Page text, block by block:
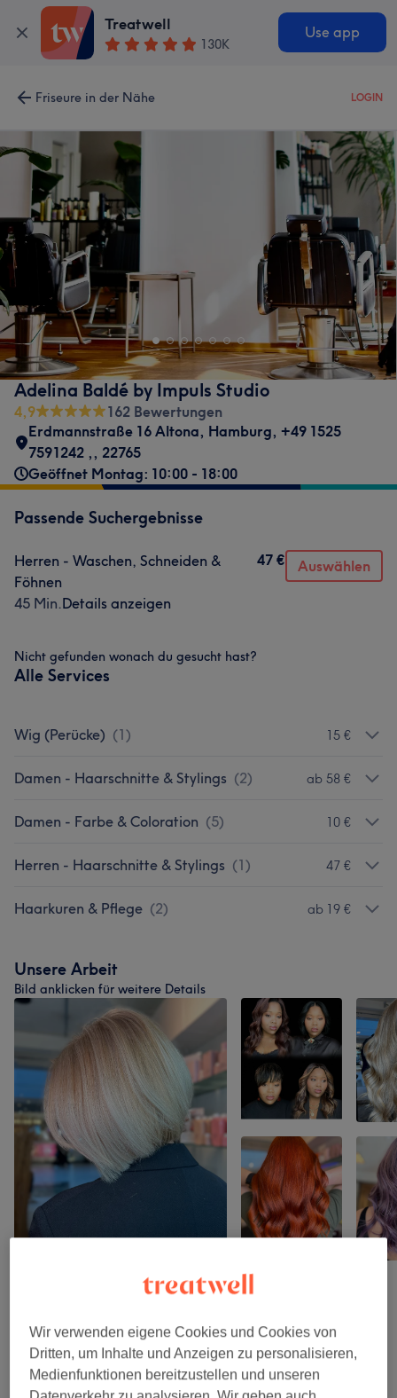
Treatwell
130K
Use app
Friseure in der Nähe LOGIN
Adelina Baldé by Impuls Studio
4,9
162 Bewertungen
Erdmannstraße 16 Altona, Hamburg, +49 1525
7591242 ,, 22765
Geöffnet Montag: 10:00 - 18:00
Passende Suchergebnisse
Herren - Waschen, Schneiden &
Föhnen
45 Min.Details anzeigen
47 € Auswählen
Nicht gefunden wonach du gesucht hast?
Alle Services
Wig (Perücke) (1) 15 €
Damen - Haarschnitte & Stylings (2) ab 58 €
Damen - Farbe & Coloration (5) 10 €
Herren - Haarschnitte & Stylings (1) 47 €
Haarkuren & Pflege (2) ab 19 €
Unsere Arbeit
Bild anklicken für weitere Details
Wir verwenden eigene Cookies und Cookies von
Dritten, um Inhalte und Anzeigen zu personalisieren,
Medienfunktionen bereitzustellen und unseren